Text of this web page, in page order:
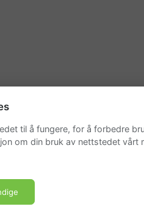
til å fungere, for å forbedre
om din bruk av nettstedet vårt